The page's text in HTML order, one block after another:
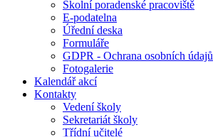
Školní poradenské pracoviště
E-podatelna
Úřední deska
Formuláře
GDPR - Ochrana osobních údajů
Fotogalerie
Kalendář akcí
Kontakty
Vedení školy
Sekretariát školy
Třídní učitelé